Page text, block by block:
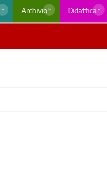
Archivio Didattica